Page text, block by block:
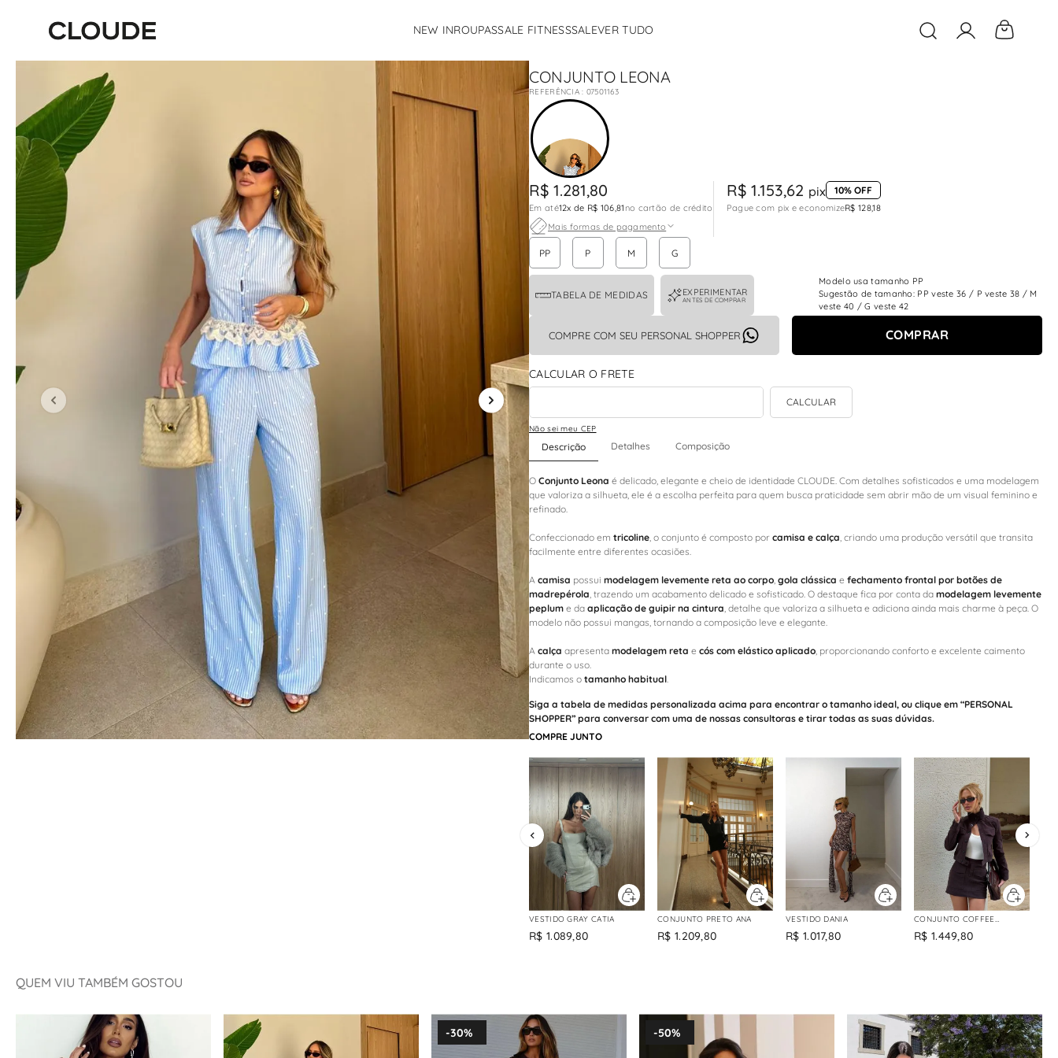
NEW INROUPASSALE FITNESSSALEVER TUDO O que você está
CONJUNTO LEONA
: 07501163
R$ 1.281,80
Em até12x de R$ 106,81 no cartão de crédito
Mais formas de pagamento
R$ 1.153,62 pix 10% OFF
Pague com pix e economizeR$ 128,18
PP P M G
TABELA DE MEDIDAS EXPERIMENTAR
ANTES DE COMPRAR
Modelo usa tamanho PP
Sugestão de tamanho: PP veste 36 / P veste 38 / M
veste 40 / G veste 42
COMPRE COM SEU PERSONAL SHOPPER COMPRAR
Não sei meu CEP
Descrição Detalhes Composição
O Conjunto Leona é delicado, elegante e cheio de identidade CLOUDE. Com detalhes sofisticados e uma modelagem
que valoriza a silhueta, ele é a escolha perfeita para quem busca praticidade sem abrir mão de um visual feminino e
refinado.
Confeccionado em tricoline, o conjunto é composto por camisa e calça, criando uma produção versátil que transita
facilmente entre diferentes ocasiões.
A camisa possui modelagem levemente reta ao corpo, gola clássica e fechamento frontal por botões de
madrepérola, trazendo um acabamento delicado e sofisticado. O destaque fica por conta da modelagem levemente
peplum e da aplicação de guipir na cintura, detalhe que valoriza a silhueta e adiciona ainda mais charme à peça. O
modelo não possui mangas, tornando a composição leve e elegante.
A calça apresenta modelagem reta e cós com elástico aplicado, proporcionando conforto e excelente caimento
durante o uso.
Indicamos o tamanho habitual.
Siga a tabela de medidas personalizada acima para encontrar o tamanho ideal, ou clique em “PERSONAL
SHOPPER” para conversar com uma de nossas consultoras e tirar todas as suas dúvidas.
COMPRE JUNTO
VESTIDO GRAY CATIA
R$ 1.089,80
CONJUNTO PRETO ANA
R$ 1.209,80
VESTIDO DANIA
R$ 1.017,80
CONJUNTO COFFEE
RAFAELA
R$ 1.449,80
QUEM VIU TAMBÉM GOSTOU
-30% -50%
2º
conjunto
body
fleur
jaqueta
vestido rosa
camisa